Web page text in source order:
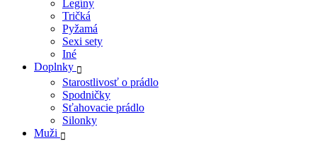
Legíny
Tričká
Pyžamá
Sexi sety
Iné
Doplnky
Starostlivosť o prádlo
Spodničky
Sťahovacie prádlo
Silonky
Muži